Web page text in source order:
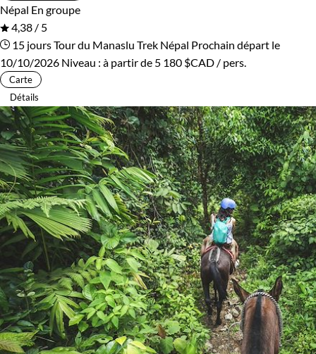
Népal En groupe
4,38 / 5
15 joursTour du Manaslu Trek Népal Prochain départ le
10/10/2026 Niveau : à partir de 5 180 $CAD / pers.
Carte
Détails